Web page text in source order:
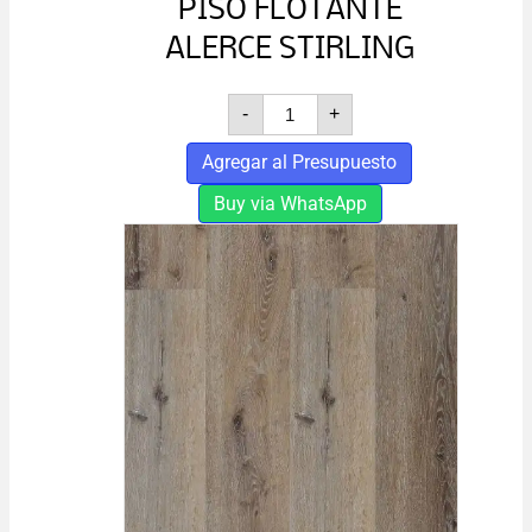
PISO FLOTANTE
ALERCE STIRLING
-
PISO
FLOTANTE
ALERCE
STIRLING
cantidad
+
Agregar al Presupuesto
Buy via WhatsApp